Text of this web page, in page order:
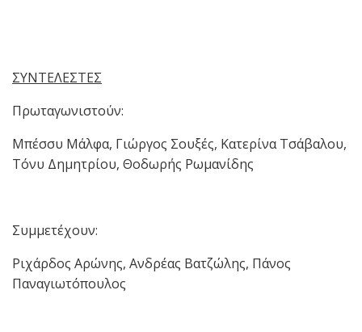
ΣΥΝΤΕΛΕΣΤΕΣ
Πρωταγωνιστούν:
Μπέσσυ Μάλφα, Γιώργος Σουξές, Κατερίνα Τσάβαλου,
Τόνυ Δημητρίου, Θοδωρής Ρωμανίδης
Συμμετέχουν:
Ριχάρδος Αρώνης, Ανδρέας Βατζώλης, Πάνος
Παναγιωτόπουλος